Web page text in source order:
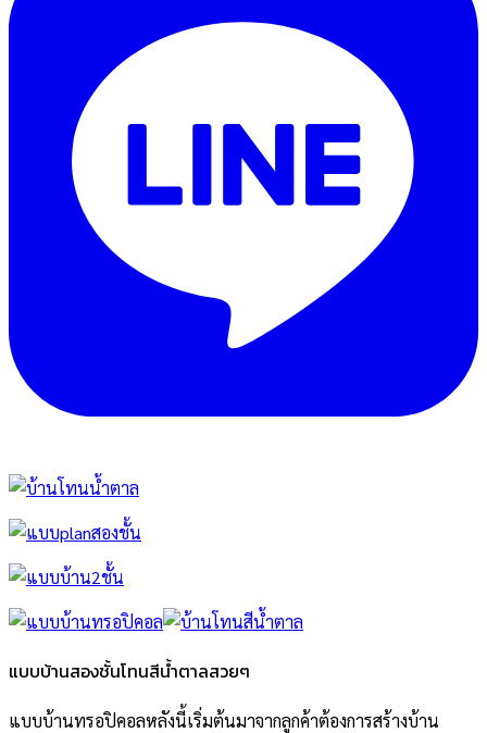
แบบบ้านสองชั้นโทนสีน้ำตาลสวยๆ
แบบบ้านทรอปิคอลหลังนี้เริ่มต้นมาจากลูกค้าต้องการสร้างบ้าน